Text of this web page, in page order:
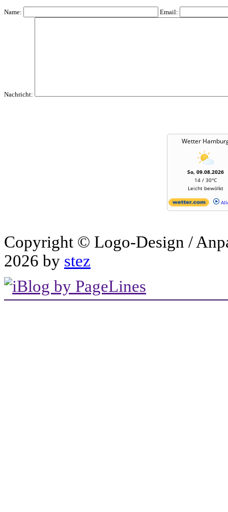
Name: Email:
Nachricht:
Wetter
So, 09.08.2026
14 / 30°C
Leicht bewölkt
Copyright © Logo-Design /
2026 by stez